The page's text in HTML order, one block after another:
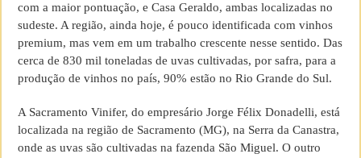
com a maior pontuação, e Casa Geraldo, ambas localizadas no
sudeste. A região, ainda hoje, é pouco identificada com vinhos
premium, mas vem em um trabalho crescente nesse sentido. Das
cerca de 830 mil toneladas de uvas cultivadas, por safra, para a
produção de vinhos no país, 90% estão no Rio Grande do Sul.
A Sacramento Vinifer, do empresário Jorge Félix Donadelli, está
localizada na região de Sacramento (MG), na Serra da Canastra,
onde as uvas são cultivadas na fazenda São Miguel. O outro